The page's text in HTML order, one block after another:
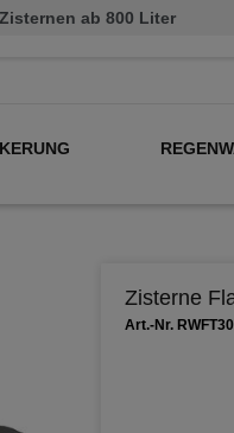
Zisternen ab 800 Liter
Zisterne
Art.-Nr.